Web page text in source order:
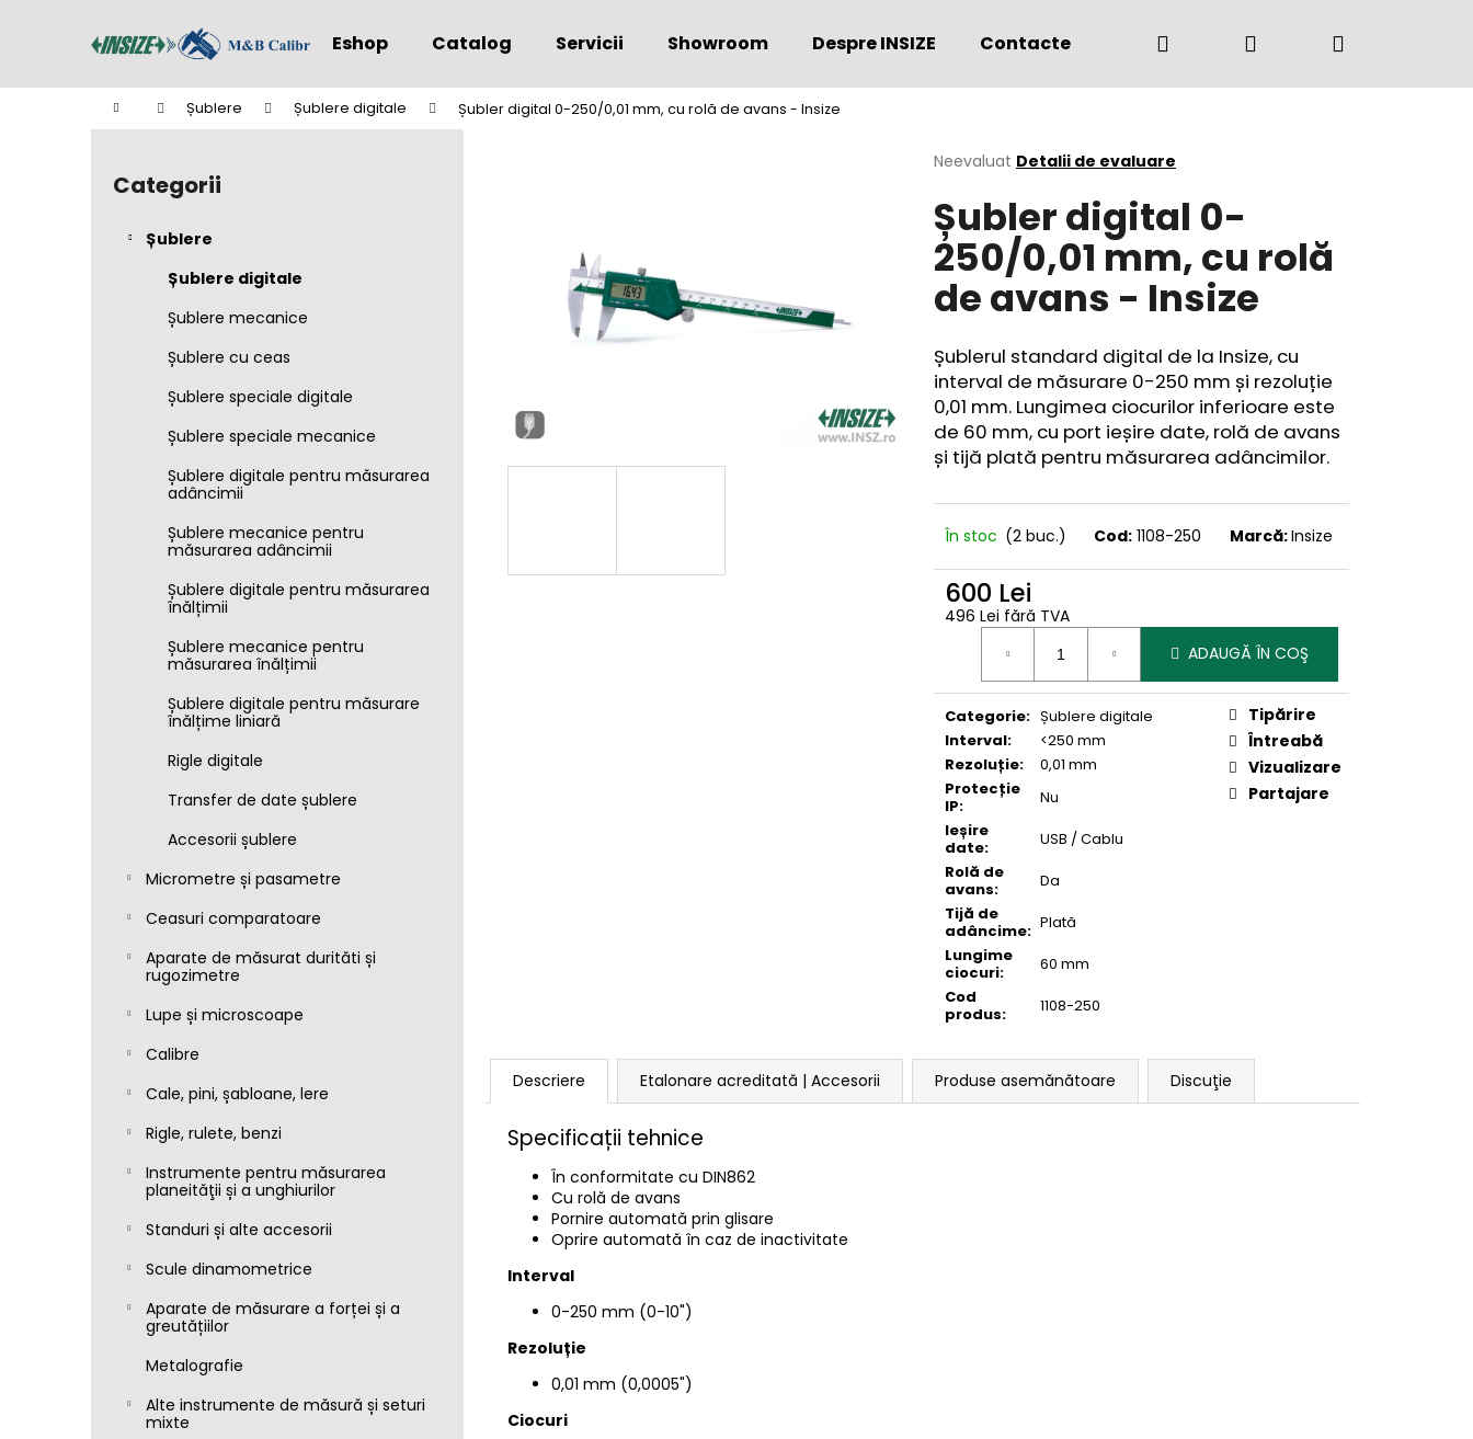
Eshop Catalog Servicii Showroom Despre INSIZE Contacte (+4) 0775 291 134
Căutare Autentificare
Acasă Șublere Șublere digitale Șubler digital 0-250/0,01 mm, cu rolă de avans - Insize
B
Sari
Categorii
Șublere
Șublere digitale
Șublere mecanice
Șublere cu ceas
Șublere speciale digitale
Șublere speciale mecanice
Șublere digitale pentru măsurarea
adâncimii
Șublere mecanice pentru
măsurarea adâncimii
Șublere digitale pentru măsurarea
înălțimii
Șublere mecanice pentru
măsurarea înălțimii
Șublere digitale pentru măsurare
înălțime liniară
Rigle digitale
Transfer de date șublere
Accesorii șublere
Micrometre și pasametre
Ceasuri comparatoare
Aparate de măsurat durităti și
rugozimetre
Lupe și microscoape
Calibre
Cale, pini, șabloane, lere
Rigle, rulete, benzi
Instrumente pentru măsurarea
planeităţii și a unghiurilor
Standuri și alte accesorii
Scule dinamometrice
Aparate de măsurare a forței și a
greutățiilor
Metalografie
Alte instrumente de măsură și seturi
mixte
Evaluarea
a
produsului
este
0,0
din
5
Neevaluat Detalii de evaluare
Șubler digital 0-
250/0,01 mm, cu rolă
de avans - Insize
Șublerul standard digital de la Insize, cu
interval de măsurare 0-250 mm și rezoluție
0,01 mm. Lungimea ciocurilor inferioare este
de 60 mm, cu port ieșire date, rolă de avans
și tijă plată pentru măsurarea adâncimilor.
În stoc (2 buc.) Cod: 1108-250 Marcă:Insize
600 Lei
496 Lei fără TVA
Evaluare
ADAUGĂ ÎN COŞ
Categorie: Șublere digitale
Interval:
<250 mm
Rezoluție:
0,01 mm
Protecție
IP:
Nu
Ieșire
date:
USB / Cablu
Rolă de
avans:
Da
Tijă de
adâncime: Plată
Lungime
ciocuri:
60 mm
Cod
produs: 1108-250
Tipărire
Întreabă
Vizualizare
Partajare
Descriere Etalonare acreditată | Accesorii Produse asemănătoare Discuţie
Specificații tehnice
În conformitate cu DIN862
Cu rolă de avans
Pornire automată prin glisare
Oprire automată în caz de inactivitate
Interval
0-250 mm (0-10")
Rezoluție
0,01 mm (0,0005")
Ciocuri
Înapoi
la
Înapoi
la
Ce căutaţi?
Vă recomandăm